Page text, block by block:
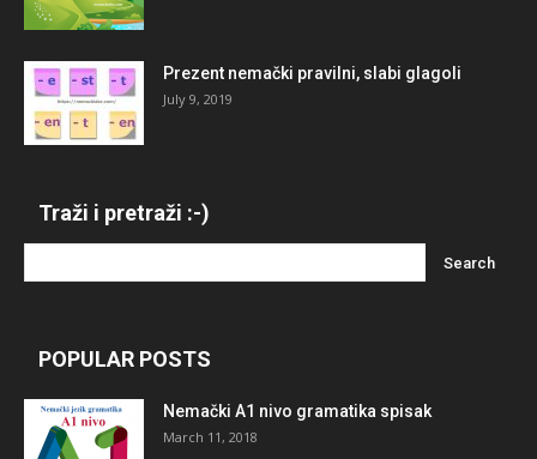
Prezent nemački pravilni, slabi glagoli
July 9, 2019
Traži i pretraži :-)
POPULAR POSTS
Nemački A1 nivo gramatika spisak
March 11, 2018